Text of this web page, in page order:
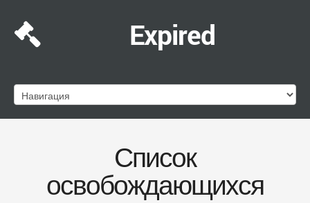
Expired
Список
освобождающихся